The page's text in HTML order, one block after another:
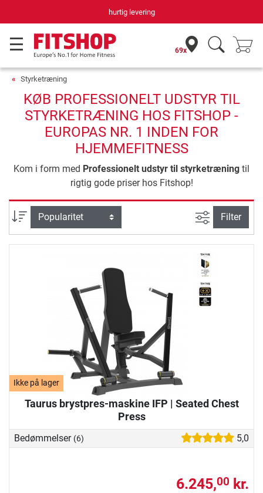
hurtig levering
69x
Styrketræning
KØB PROFESSIONELT UDSTYR TIL
STYRKETRÆNING HOS FITSHOP -
EUROPAS NR. 1 INDEN FOR
HJEMMEFITNESS
Kom i form med Professionelt udstyr til styrketræning til
rigtig gode priser hos Fitshop!
sortering Avanceret
Filter
Ikke på lager
Taurus brystpres-maskine IFP | Seated Chest
Press
Bedømmelser (6) 5,0
6.245,00 kr.